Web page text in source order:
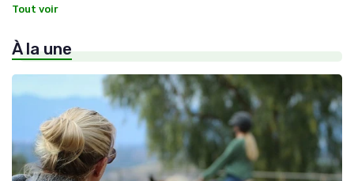
» Directeur d’hippodrome
Tout voir
À la une